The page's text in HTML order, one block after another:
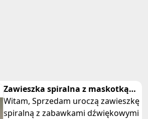
Zawieszka spiralna z maskotką
do wózka z dźwiękowymi
zabawka
Witam, Sprzedam uroczą zawieszkę
spiralną z zabawkami dźwiękowymi